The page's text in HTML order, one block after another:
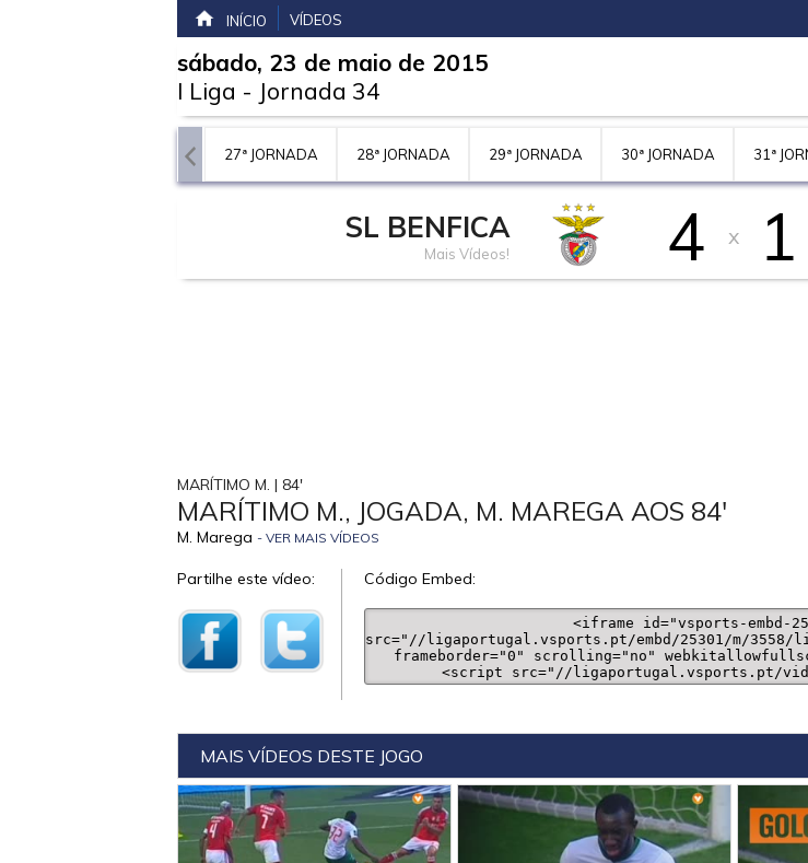
INÍCIO VÍDEOS
sábado, 23 de maio de 2015
I Liga - Jornada 34
26ª JORNADA 27ª JORNADA 28ª JORNADA 29ª JORNADA 30ª JORNADA 31ª
SL BENFICA
Mais Vídeos! 4 x 1
MARÍTIMO M. | 84'
MARÍTIMO M., JOGADA, M. MAREGA AOS 84'
M. Marega - VER MAIS VÍDEOS
Partilhe este vídeo: Código Embed:
MAIS VÍDEOS DESTE JOGO